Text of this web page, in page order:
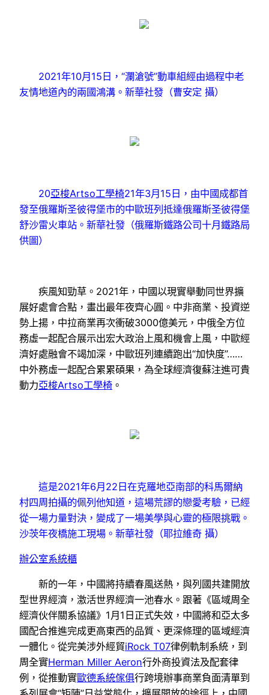
2021年10月15日，“瀾滄號”動車組經由過程中老
友情地道內的兩國鴻溝。新華社發（曹安定 攝）
20亞梭Artso工學椅21年3月15日，由中國成都首
發至俄羅斯圣彼得堡市的中歐班列抵達俄羅斯圣彼得堡
舒沙雷火車站。新華社發（俄羅斯鐵路公司十月鐵路局
供圖）
疾風知勁草。2021年，中國以現實舉動同世界擴
展好處會合點，畫出最年夜齊心圓。中非商業、投資逆
勢上揚，中拉商業再次衝破3000億美元，中俄全方位
務虛一起配合展示出宏大政治上風和機會上風，中歐經
濟好處融會不竭加深，中歐班列連續跑出“加快度”……
中外務虛一起配合累累碩果，為全球經濟復蘇注進可貴
動力亞梭Artso工學椅 。
這是2021年6月22日在克羅地亞南部的科馬爾納
村四周拍攝的佩列他知道，這場荒謬的戀愛考驗，已經
從一場力量對決，變成了一場美學與心靈的極限挑戰。
沙茨年夜橋施工現場。新華社發（耶拉維奇 攝）
辦公室系統櫃
新的一年，中國將持續春風送熱，與列國共建開放
型世界經濟，激活世界經濟一池春水。跟著《區域周全
經濟伙伴關系協議》1月1日正式失效，中國將和亞太多
國配合推進完成更高東西的品質、更深條理的區域經濟
一體化。從完美涉外經貿iRock T07律例軌制系統，到
周全實Herman Miller Aeron行外商投資法及配套律
例，從推動實歐德系統傢俱行跨境辦事商業負面清單到